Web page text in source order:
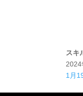
スキ
2024
1月